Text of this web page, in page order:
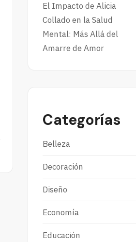
El Impacto de Alicia
Collado en la Salud
Mental: Más Allá del
Amarre de Amor
Categorías
Belleza
Decoración
Diseño
Economía
Educación